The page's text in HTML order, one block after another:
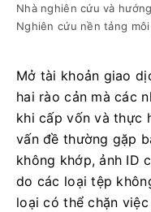
Nhà nghiên cứu và
Nghiên cứu nền tảng
Mở tài khoản giao
hai rào cản mà các
khi cấp vốn và thực
vấn đề thường gặp
không khớp, ảnh ID
do các loại tệp
loại có thể chặn